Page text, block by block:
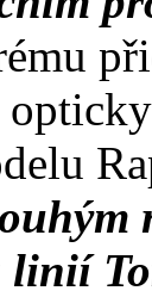
linií